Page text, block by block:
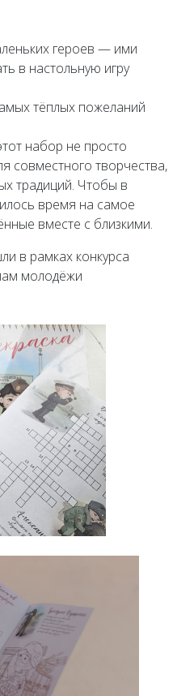
героев — ими
в настольную игру
тёплых пожеланий
набор не просто
совместного творчества,
традиций. Чтобы в
время на самое
вместе с близкими.
в рамках конкурса
молодёжи